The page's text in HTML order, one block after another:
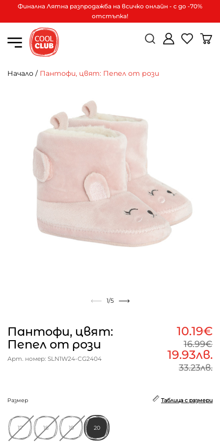
Финална Лятна разпродажба на всичко онлайн - с до -70%
отстъпка!
Начало / Пантофи, цвят: Пепел от рози
1/5
Пантофи, цвят:
Пепел от рози
Арт. номер: SLN1W24-CG2404
10.19€
16.99€
19.93лв.
33.23лв.
Размер Таблица с размери
17 18 19 20